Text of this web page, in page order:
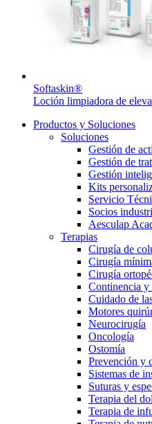
Cuidado de la salud en
Cuidar de la salud en
Encuentra tu trabajo
Descubre tus
Softaskin®
Loción limpiadora de
Productos y Soluciones
Soluciones
Gestión de
Gestión de
Gestión
Kits
Servicio
Socios
Aesculap
Terapias
Cirugía de
Cirugía
Cirugía
Continencia y
Cuidado de
Motores
Neurocirugía
Oncología
Ostomía
Prevención y
Sistemas de
Suturas y
Terapia del
Terapia de